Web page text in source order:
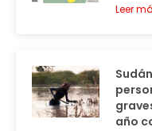
Leer
año